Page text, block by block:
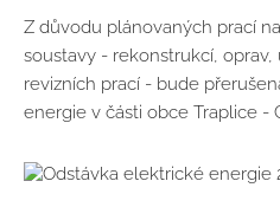
Z důvodu plánovaných prací
soustavy - rekonstrukcí, oprav,
revizních prací - bude
energie v části obce Traplice -